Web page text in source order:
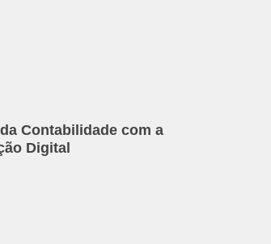
Contabilidade com a
Digital